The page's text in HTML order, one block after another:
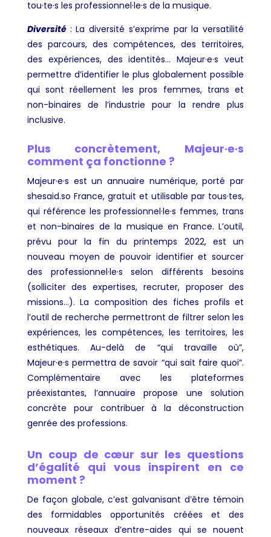
tou·te·s les professionnel·le·s de la musique.
Diversité : La diversité s’exprime par la versatilité
des parcours, des compétences, des territoires,
des expériences, des identités… Majeur·e·s veut
permettre d’identifier le plus globalement possible
qui sont réellement les pros femmes, trans et
non-binaires de l’industrie pour la rendre plus
inclusive.
Plus concrètement, Majeur·e·s
comment ça fonctionne ?
Majeur·e·s est un annuaire numérique, porté par
shesaid.so France, gratuit et utilisable par tous·tes,
qui référence les professionnel·le·s femmes, trans
et non-binaires de la musique en France. L’outil,
prévu pour la fin du printemps 2022, est un
nouveau moyen de pouvoir identifier et sourcer
des professionnel·le·s selon différents besoins
(solliciter des expertises, recruter, proposer des
missions…). La composition des fiches profils et
l’outil de recherche permettront de filtrer selon les
expériences, les compétences, les territoires, les
esthétiques. Au-delà de “qui travaille où”,
Majeur·e·s permettra de savoir “qui sait faire quoi”.
Complémentaire avec les plateformes
préexistantes, l’annuaire propose une solution
concrète pour contribuer à la déconstruction
genrée des professions.
Un coup de cœur sur les questions
d’égalité qui vous inspirent en ce
moment ?
De façon globale, c’est galvanisant d’être témoin
des formidables opportunités créées et des
nouveaux réseaux d’entre-aides qui se nouent